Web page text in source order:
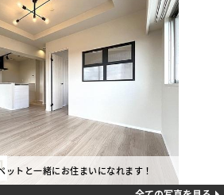
ットと一緒にお住まいになれます！